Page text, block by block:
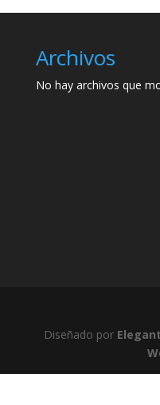
Archivos
No hay archivos que
Diseñado por